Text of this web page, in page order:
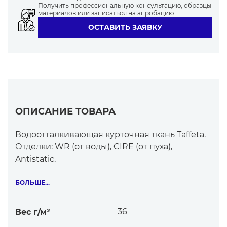
Получить профессиональную консультацию, образцы
материалов или записаться на апробацию.
ОСТАВИТЬ ЗАЯВКУ
ОПИСАНИЕ ТОВАРА
Водоотталкивающая курточная ткань Taffeta.
Отделки: WR (от воды), CIRE (от пуха),
Antistatic.
Может использоваться как верхняя ткань для
тёплых курток типа парки.
БОЛЬШЕ...
Вес г/м² 36